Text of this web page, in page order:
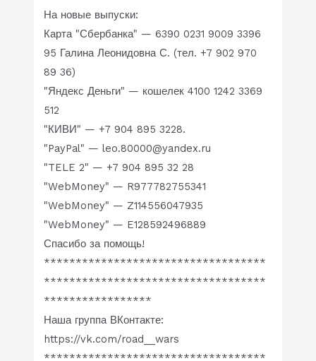
На новые выпуски:
Карта "Сбербанка" — 6390 0231 9009 3396
95 Галина Леонидовна С. (тел. +7 902 970
89 36)
"Яндекс Деньги" — кошелек 4100 1242 3369
512
"КИВИ" — +7 904 895 3228.
"PayPal" — leo.80000@yandex.ru
"TELE 2" — +7 904 895 32 28
"WebMoney" — R977782755341
"WebMoney" — Z114556047935
"WebMoney" — E128592496889
Спасибо за помощь!
***********************************
***********************************
*****************
Наша группа ВКонтакте:
https://vk.com/road__wars
***********************************